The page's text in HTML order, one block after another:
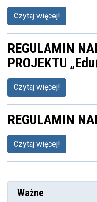
Czytaj więcej!
REGULAMIN
PROJEKTU
Czytaj więcej!
REGULAMIN
Czytaj więcej!
Ważne